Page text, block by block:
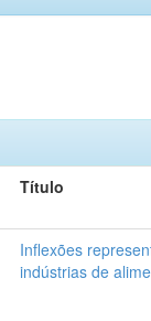
Título
Inflexões
indústrias de